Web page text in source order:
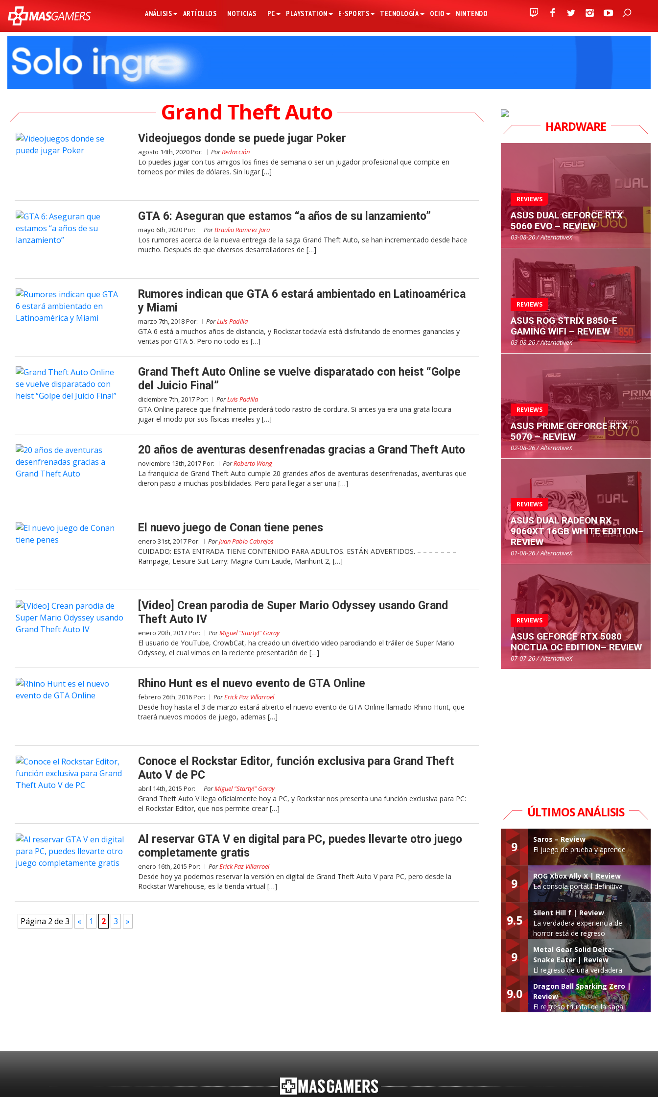
ANÁLISIS ARTÍCULOS NOTICIAS PC PLAYSTATION E-SPORTS TECNOLOGÍA OCIO NINTENDO
Grand Theft Auto
Videojuegos donde se puede jugar Poker
agosto 14th, 2020 Por: PorRedacción
Lo puedes jugar con tus amigos los fines de semana o ser un jugador profesional que compite en
torneos por miles de dólares. Sin lugar […]
GTA 6: Aseguran que estamos “a años de su lanzamiento”
mayo 6th, 2020 Por: PorBraulio Ramirez Jara
Los rumores acerca de la nueva entrega de la saga Grand Theft Auto, se han incrementado desde hace
mucho. Después de que diversos desarrolladores de […]
Rumores indican que GTA 6 estará ambientado en Latinoamérica
y Miami
marzo 7th, 2018 Por: PorLuis Padilla
GTA 6 está a muchos años de distancia, y Rockstar todavía está disfrutando de enormes ganancias y
ventas por GTA 5. Pero no todo es […]
Grand Theft Auto Online se vuelve disparatado con heist “Golpe
del Juicio Final”
diciembre 7th, 2017 Por: PorLuis Padilla
GTA Online parece que finalmente perderá todo rastro de cordura. Si antes ya era una grata locura
jugar el modo por sus físicas irreales y […]
20 años de aventuras desenfrenadas gracias a Grand Theft Auto
noviembre 13th, 2017 Por: PorRoberto Wong
La franquicia de Grand Theft Auto cumple 20 grandes años de aventuras desenfrenadas, aventuras que
dieron paso a muchas posibilidades. Pero para llegar a ser una […]
El nuevo juego de Conan tiene penes
enero 31st, 2017 Por: PorJuan Pablo Cabrejos
CUIDADO: ESTA ENTRADA TIENE CONTENIDO PARA ADULTOS. ESTÁN ADVERTIDOS. – – – – – – –
Rampage, Leisure Suit Larry: Magna Cum Laude, Manhunt 2, […]
[Video] Crean parodia de Super Mario Odyssey usando Grand
Theft Auto IV
enero 20th, 2017 Por: PorMiguel "Starty!" Garay
El usuario de YouTube, CrowbCat, ha creado un divertido video parodiando el tráiler de Super Mario
Odyssey, el cual vimos en la reciente presentación de […]
Rhino Hunt es el nuevo evento de GTA Online
febrero 26th, 2016 Por: PorErick Paz Villarroel
Desde hoy hasta el 3 de marzo estará abierto el nuevo evento de GTA Online llamado Rhino Hunt, que
traerá nuevos modos de juego, ademas […]
Conoce el Rockstar Editor, función exclusiva para Grand Theft
Auto V de PC
abril 14th, 2015 Por: PorMiguel "Starty!" Garay
Grand Theft Auto V llega oficialmente hoy a PC, y Rockstar nos presenta una función exclusiva para PC:
el Rockstar Editor, que nos permite crear […]
Al reservar GTA V en digital para PC, puedes llevarte otro juego
completamente gratis
enero 16th, 2015 Por: PorErick Paz Villarroel
Desde hoy ya podemos reservar la versión en digital de Grand Theft Auto V para PC, pero desde la
Rockstar Warehouse, es la tienda virtual […]
Página 2 de 3 « 1 2 3 »
HARDWARE
REVIEWS
ASUS DUAL GEFORCE RTX
5060 EVO – REVIEW
03-08-26 / AlternativeX
REVIEWS
ASUS ROG STRIX B850-E
GAMING WIFI – REVIEW
03-08-26 / AlternativeX
REVIEWS
ASUS PRIME GEFORCE RTX
5070 – REVIEW
02-08-26 / AlternativeX
REVIEWS
ASUS DUAL RADEON RX
9060XT 16GB WHITE EDITION–
REVIEW
01-08-26 / AlternativeX
REVIEWS
ASUS GEFORCE RTX 5080
NOCTUA OC EDITION– REVIEW
07-07-26 / AlternativeX
ÚLTIMOS ANÁLISIS
9
Saros – Review
El juego de prueba y aprende
9
ROG Xbox Ally X | Review
La consola portátil definitiva
9.5
Silent Hill f | Review
La verdadera experiencia de
horror está de regreso
9
Metal Gear Solid Delta:
Snake Eater | Review
El regreso de una verdadera
leyenda
9.0
Dragon Ball Sparking Zero |
Review
El regreso triunfal de la saga